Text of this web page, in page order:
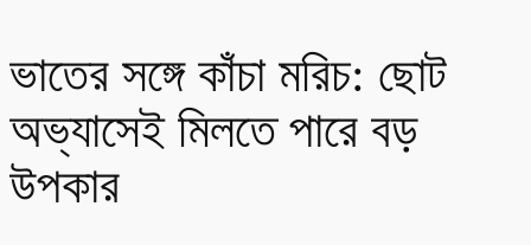
ভাতের সঙ্গে কাঁচা মরিচ: ছোট
অভ্যাসেই মিলতে পারে বড়
উপকার